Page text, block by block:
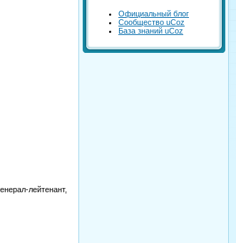
лейтенант,
Официальный блог
Сообщество uCoz
База знаний uCoz